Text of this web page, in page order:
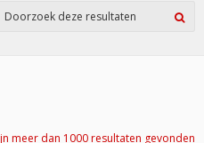
meer dan 1000 resultaten gevonden